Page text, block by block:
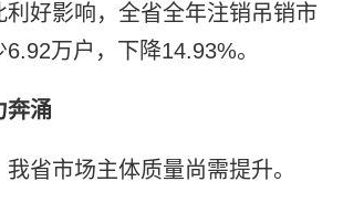
好影响，全省全年注销吊销市
万户，下降14.93%。
奔涌
市场主体质量尚需提升。